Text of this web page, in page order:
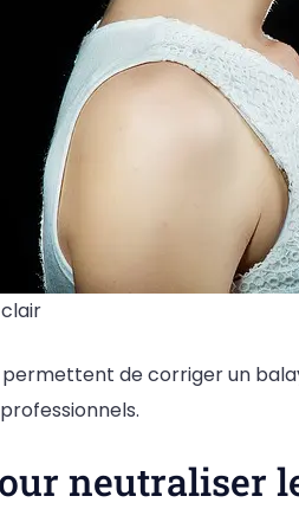
de corriger un
neutraliser